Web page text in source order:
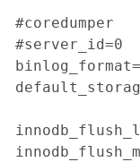
#coredumper
#server_id=0